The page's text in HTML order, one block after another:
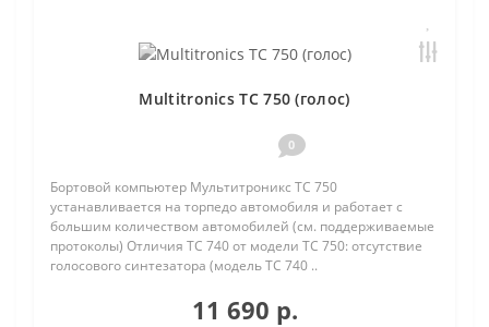
Multitronics TC 750 (голос)
0
Бортовой компьютер Мультитроникс TC 750
устанавливается на торпедо автомобиля и работает с
большим количеством автомобилей (см. поддерживаемые
протоколы) Отличия TC 740 от модели TC 750: отсутствие
голосового синтезатора (модель TC 740 ..
11 690 р.